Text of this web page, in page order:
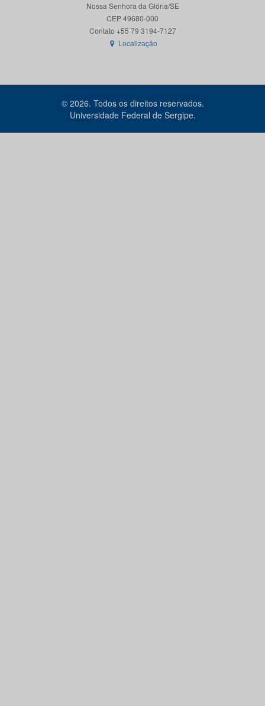
Nossa Senhora da Glória/SE
CEP 49680-000
Contato +55 79 3194-7127
Localização
© 2026. Todos os direitos reservados.
Universidade Federal de Sergipe.